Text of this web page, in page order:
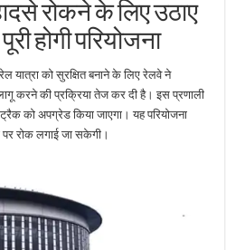
रोकने के लिए उठाए
होगी परियोजना
यात्रा को सुरक्षित बनाने के लिए रेलवे ने
करने की प्रक्रिया तेज कर दी है। इस प्रणाली
को अपग्रेड किया जाएगा। यह परियोजना
पर रोक लगाई जा सकेगी।